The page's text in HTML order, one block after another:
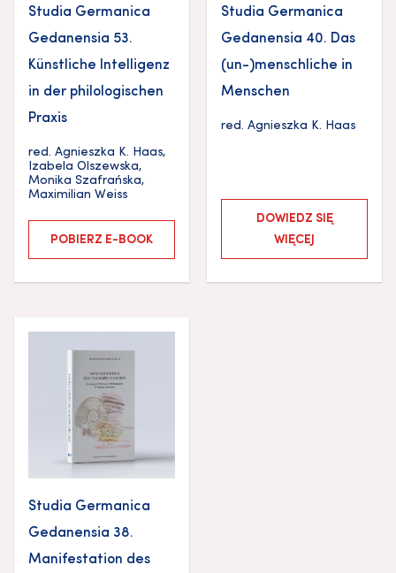
Studia Germanica
Gedanensia 53.
Künstliche Intelligenz
in der philologischen
Praxis
red. Agnieszka K. Haas,
Izabela Olszewska,
Monika Szafrańska,
Maximilian Weiss
POBIERZ E-BOOK
Studia Germanica
Gedanensia 40. Das
(un-)menschliche in
Menschen
red. Agnieszka K. Haas
DOWIEDZ SIĘ
WIĘCEJ
Studia Germanica
Gedanensia 38.
Manifestation des